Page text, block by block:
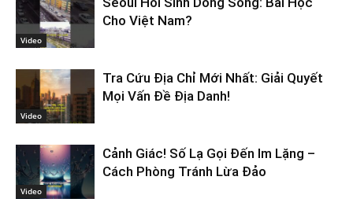
Video
Cho Việt Nam?
Video
Tra Cứu Địa Chỉ Mới Nhất: Giải Quyết
Mọi Vấn Đề Địa Danh!
Video
Cảnh Giác! Số Lạ Gọi Đến Im Lặng –
Cách Phòng Tránh Lừa Đảo